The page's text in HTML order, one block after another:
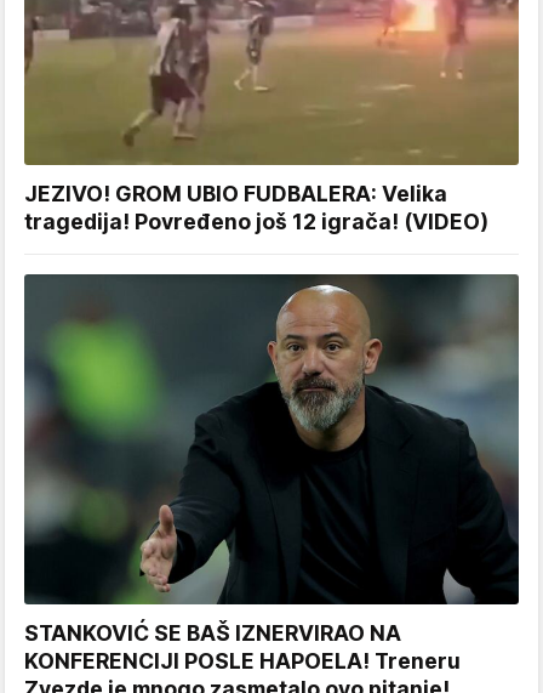
JEZIVO! GROM UBIO FUDBALERA: Velika
tragedija! Povređeno još 12 igrača! (VIDEO)
STANKOVIĆ SE BAŠ IZNERVIRAO NA
KONFERENCIJI POSLE HAPOELA! Treneru